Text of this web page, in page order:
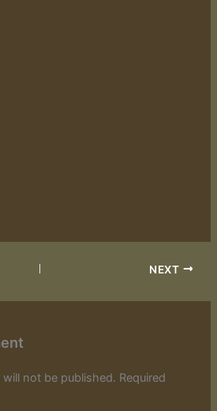
NEXT
not be published. Required